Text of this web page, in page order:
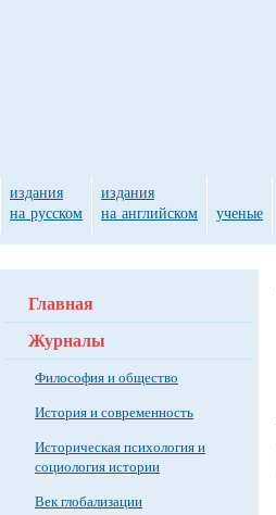
Главная
Журналы
Философия и общество
История и современность
Историческая психология и
социология истории
Век глобализации
издания
на русском
издания
на английском
ученые